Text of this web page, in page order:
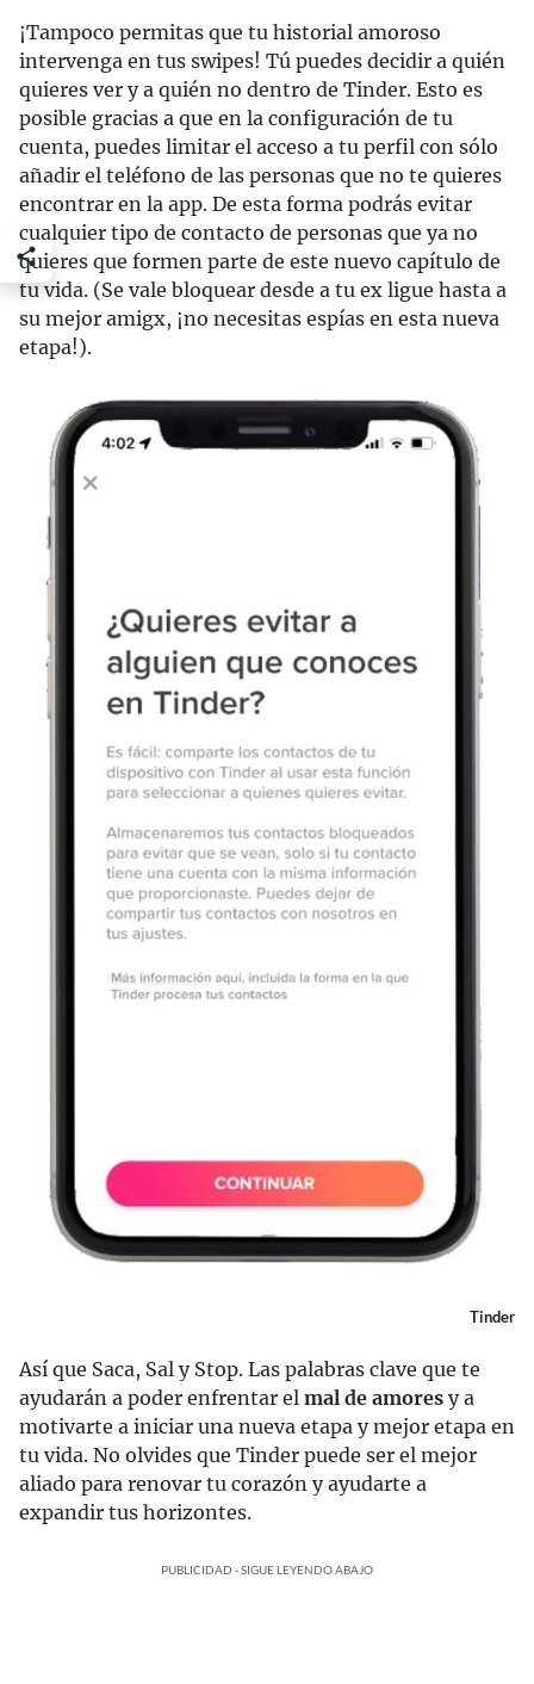
¡Tampoco permitas que tu historial amoroso
intervenga en tus swipes! Tú puedes decidir a quién
quieres ver y a quién no dentro de Tinder. Esto es
posible gracias a que en la configuración de tu
cuenta, puedes limitar el acceso a tu perfil con sólo
añadir el teléfono de las personas que no te quieres
encontrar en la app. De esta forma podrás evitar
cualquier tipo de contacto de personas que ya no
quieres que formen parte de este nuevo capítulo de
tu vida. (Se vale bloquear desde a tu ex ligue hasta a
su mejor amigx, ¡no necesitas espías en esta nueva
etapa!).
Tinder
Así que Saca, Sal y Stop. Las palabras clave que te
ayudarán a poder enfrentar el mal de amores y a
motivarte a iniciar una nueva etapa y mejor etapa en
tu vida. No olvides que Tinder puede ser el mejor
aliado para renovar tu corazón y ayudarte a
expandir tus horizontes.
PUBLICIDAD - SIGUE LEYENDO ABAJO